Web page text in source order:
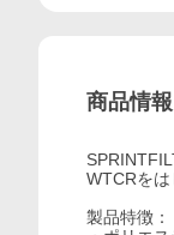
商品情報
WTCRを
製品特徴：